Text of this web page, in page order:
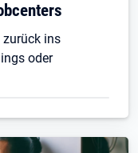
zurück ins
oder